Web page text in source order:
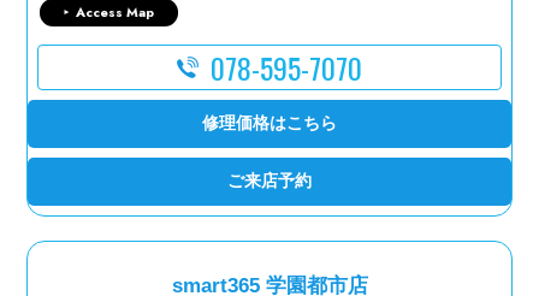
Access Map
078-595-7070
修理価格はこちら
ご来店予約
smart365 学園都市店